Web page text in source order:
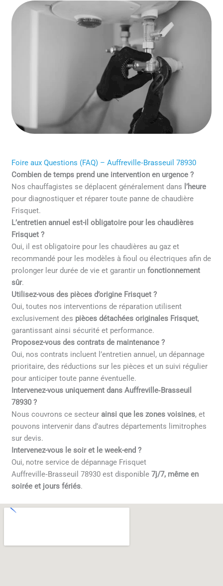
Foire aux Questions (FAQ) – Auffreville‑Brasseuil 78930
Combien de temps prend une intervention en urgence ?
Nos chauffagistes se déplacent généralement dans l’heure
pour diagnostiquer et réparer toute panne de chaudière
Frisquet.
L’entretien annuel est-il obligatoire pour les chaudières
Frisquet ?
Oui, il est obligatoire pour les chaudières au gaz et
recommandé pour les modèles à fioul ou électriques afin de
prolonger leur durée de vie et garantir unfonctionnement
sûr.
Utilisez-vous des pièces d’origine Frisquet ?
Oui, toutes nos interventions de réparation utilisent
exclusivement des pièces détachées originales Frisquet,
garantissant ainsi sécurité et performance.
Proposez-vous des contrats de maintenance ?
Oui, nos contrats incluent l’entretien annuel, un dépannage
prioritaire, des réductions sur les pièces et un suivi régulier
pour anticiper toute panne éventuelle.
Intervenez-vous uniquement dans Auffreville‑Brasseuil
78930 ?
Nous couvrons ce secteur ainsi que les zones voisines, et
pouvons intervenir dans d’autres départements limitrophes
sur devis.
Intervenez-vous le soir et le week-end ?
Oui, notre service de dépannage Frisquet
Auffreville‑Brasseuil 78930 est disponible7j/7, même en
soirée et jours fériés.